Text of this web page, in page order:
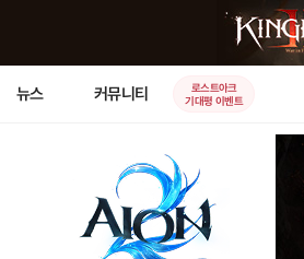
뉴스 커뮤니티
로스트아크
기대평 이벤트